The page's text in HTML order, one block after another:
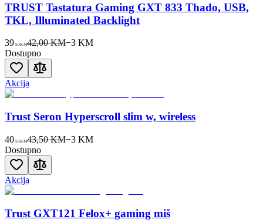
TRUST Tastatura Gaming GXT 833 Thado, USB,
TKL, Illuminated Backlight
39 50KM42,00 KM−3KM
Dostupno
Akcija
Trust Seron Hyperscroll slim w, wireless
40 50KM43,50 KM−3KM
Dostupno
Akcija
Trust GXT121 Felox+ gaming miš